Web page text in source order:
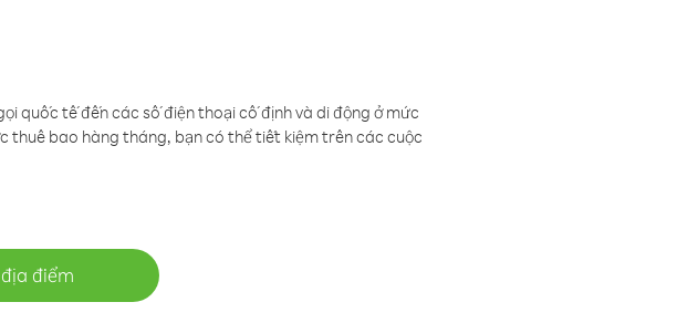
quốc tế đến các số điện thoại cố định và di động ở mức
thuê bao hàng tháng, bạn có thể tiết kiệm trên các cuộc
điểm